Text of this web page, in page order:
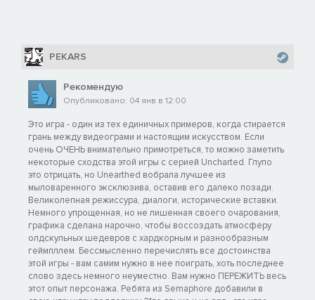
PEKARS
Рекомендую
Опубликовано: 04 янв в 12:00
Это игра - один из тех единичных примеров, когда стирается
грань между видеограми и настоящим искусством. Если
очень ОЧЕНЬ внимательно примотреться, то можно заметить
некоторые сходства этой игры с серией Uncharted. Глупо
это отрицать, но Unearthed вобрала лучшее из
мыловаренного эксклюзива, оставив его далеко позади.
Великолепная режиссура, диалоги, исторические вставки.
Немного упрощенная, но не лишенная своего очарования,
графика сделана нарочно, чтобы воссоздать атмосферу
олдскульных шедевров с хардкорным и разнообразным
геймпллем. Бессмысленно перечислять все достоинства
этой игры - вам самим нужно в нее поиграть, хоть последнее
слово здесь немного неуместно. Вам нужно ПЕРЕЖИТЬ весь
этот опыт персонажа. Ребята из Semaphore добавили в